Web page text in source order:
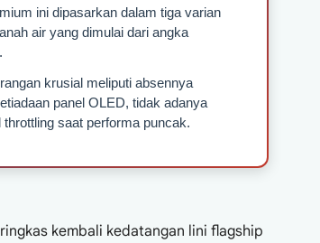
ini dipasarkan dalam tiga varian
air yang dimulai dari angka
krusial meliputi absennya
panel OLED, tidak adanya
saat performa puncak.
kembali kedatangan lini flagship